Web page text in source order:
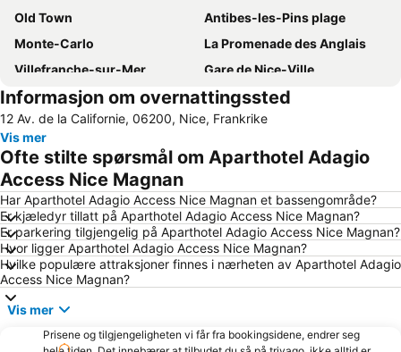
Old Town
Antibes-les-Pins plage
Monte-Carlo
La Promenade des Anglais
Villefranche-sur-Mer
Gare de Nice-Ville
Blue Beach
Masséna Place
Beau Rivage
Nice Etoile
Nice Acropolis
Rue de France
Historic Town Centre
Coco Beach
Galeries Lafayette Nice Massena
Plage des Ponchettes
La plage
Cannes filmfestival
Antibes Coeur de Ville
Boulevard de la Croisette
Fréjus Plage
Col de Vence
Centre-ville - Croisette
Informasjon om overnattingssted
12 Av. de la Californie, 06200, Nice, Frankrike
Vis mer
Ofte stilte spørsmål om Aparthotel Adagio
Access Nice Magnan
Har Aparthotel Adagio Access Nice Magnan et bassengområde?
Er kjæledyr tillatt på Aparthotel Adagio Access Nice Magnan?
Er parkering tilgjengelig på Aparthotel Adagio Access Nice Magnan?
Hvor ligger Aparthotel Adagio Access Nice Magnan?
Hvilke populære attraksjoner finnes i nærheten av Aparthotel Adagio
Access Nice Magnan?
Vis mer
Prisene og tilgjengeligheten vi får fra bookingsidene, endrer seg